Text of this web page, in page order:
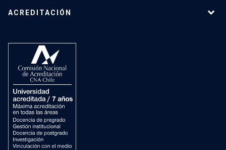
ACREDITACIÓN